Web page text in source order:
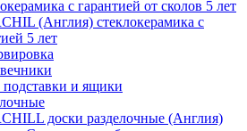
с гарантией от сколов 5 лет
(Англия) стеклокерамика с
5 лет
и ящики
доски разделочные (Англия)